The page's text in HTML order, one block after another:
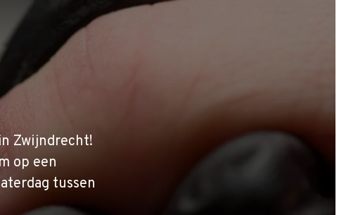
Zwijndrecht!
op een
tussen